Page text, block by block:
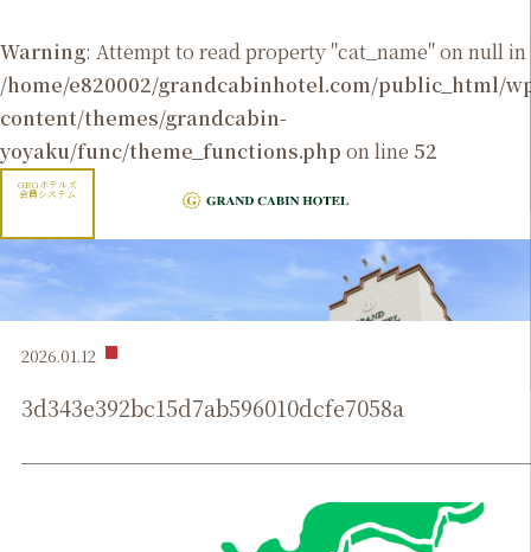
Warning: Attempt to read property "cat_name" on null in
/home/e820002/grandcabinhotel.com/public_html/
content/themes/grandcabin-
yoyaku/func/theme_functions.php on line 52
GRGホテルズ
会員システム
2026.01.12
3d343e392bc15d7ab596010dcfe7058a